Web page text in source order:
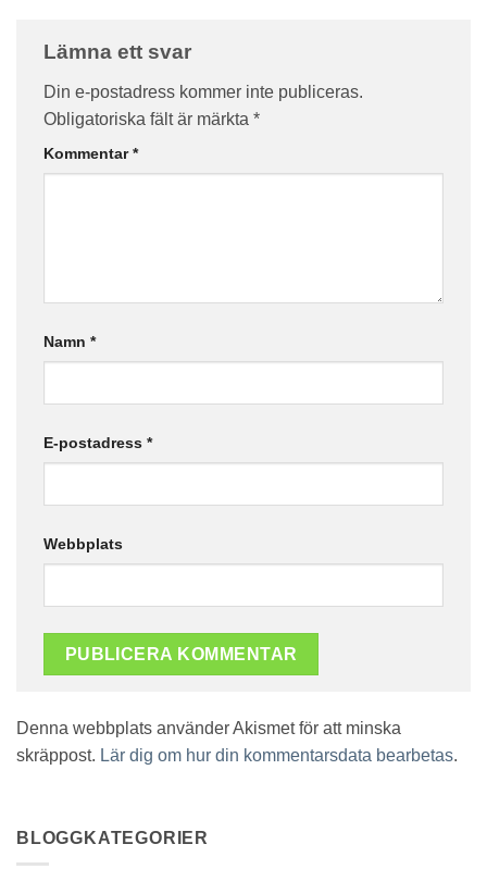
Lämna ett svar
Din e-postadress kommer inte publiceras.
Obligatoriska fält är märkta *
Kommentar*
Namn *
E-postadress *
Webbplats
Denna webbplats använder Akismet för att minska
skräppost. Lär dig om hur din kommentarsdata bearbetas.
BLOGGKATEGORIER